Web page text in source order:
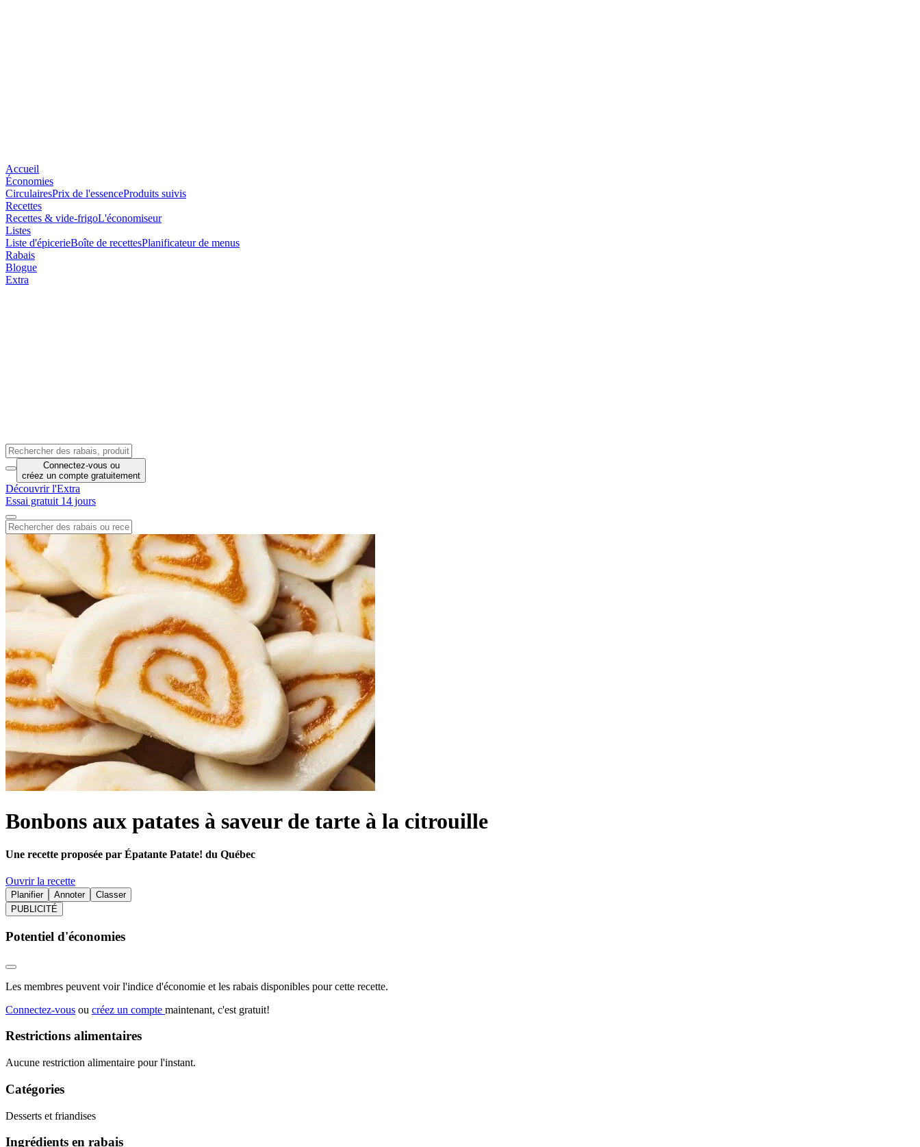
Accueil
Économies
CirculairesPrix de l'essenceProduits suivis
Recettes
Recettes & vide-frigoL'économiseur
Listes
Liste d'épicerieBoîte de recettesPlanificateur de menus
Rabais
Blogue
Extra
Connectez-vous ou
créez un compte gratuitement
Découvrir l'Extra
Essai gratuit 14 jours
Bonbons aux patates à saveur de tarte à la citrouille
Une recette proposée par Épatante Patate! du Québec
Ouvrir la recette
Planifier Annoter
Classer
PUBLICITÉ
Potentiel d'économies
Les membres peuvent voir l'indice d'économie et les rabais disponibles pour cette recette.
Connectez-vous ou créez un compte maintenant, c'est gratuit!
Restrictions alimentaires
Aucune restriction alimentaire pour l'instant.
Catégories
Desserts et friandises
Ingrédients en rabais